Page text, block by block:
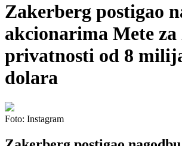
Zakerberg postigao
akcionarima Mete za
privatnosti od 8
dolara
Foto: Instagram